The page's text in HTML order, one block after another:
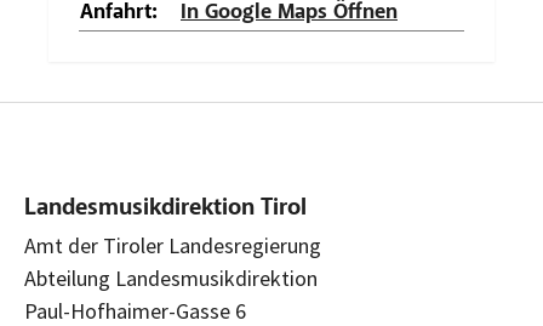
Anfahrt: In Google Maps Öffnen
Landesmusikdirektion Tirol
Amt der Tiroler Landesregierung
Abteilung Landesmusikdirektion
Paul-Hofhaimer-Gasse 6